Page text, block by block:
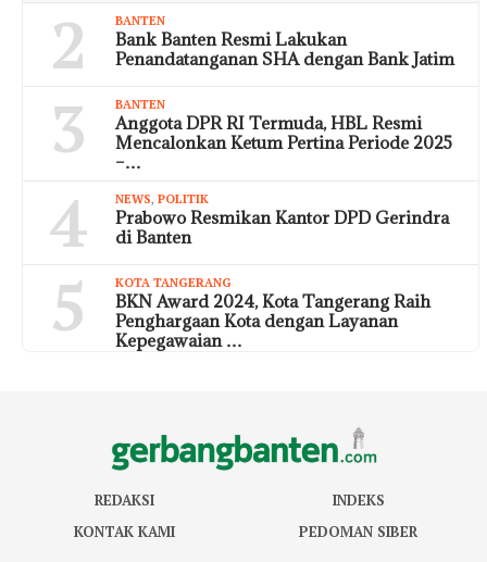
2 BANTEN
Bank Banten Resmi Lakukan
Penandatanganan SHA dengan Bank Jatim
3 BANTEN
Anggota DPR RI Termuda, HBL Resmi
Mencalonkan Ketum Pertina Periode 2025
–…
4 NEWS, POLITIK
Prabowo Resmikan Kantor DPD Gerindra
di Banten
5 KOTA TANGERANG
BKN Award 2024, Kota Tangerang Raih
Penghargaan Kota dengan Layanan
Kepegawaian …
REDAKSI
INDEKS
KONTAK KAMI
PEDOMAN SIBER